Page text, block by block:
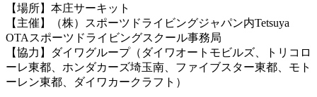
【場所】本庄サーキット
【主催】（株）スポーツドライビングジャパン内Tetsuya
OTAスポーツドライビングスクール事務局
【協力】ダイワグループ（ダイワオートモビルズ、トリコロ
ーレ東都、ホンダカーズ埼玉南、ファイブスター東都、モト
ーレン東都、ダイワカークラフト）